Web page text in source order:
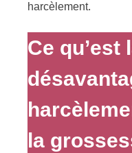
harcèlement.
Ce qu’est
la